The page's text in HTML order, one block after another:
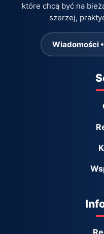
które chcą być na
szerzej,
Wiadomości